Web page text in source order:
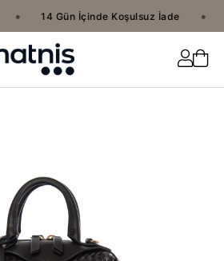
• 14 Gün İçinde Koşulsuz İade •